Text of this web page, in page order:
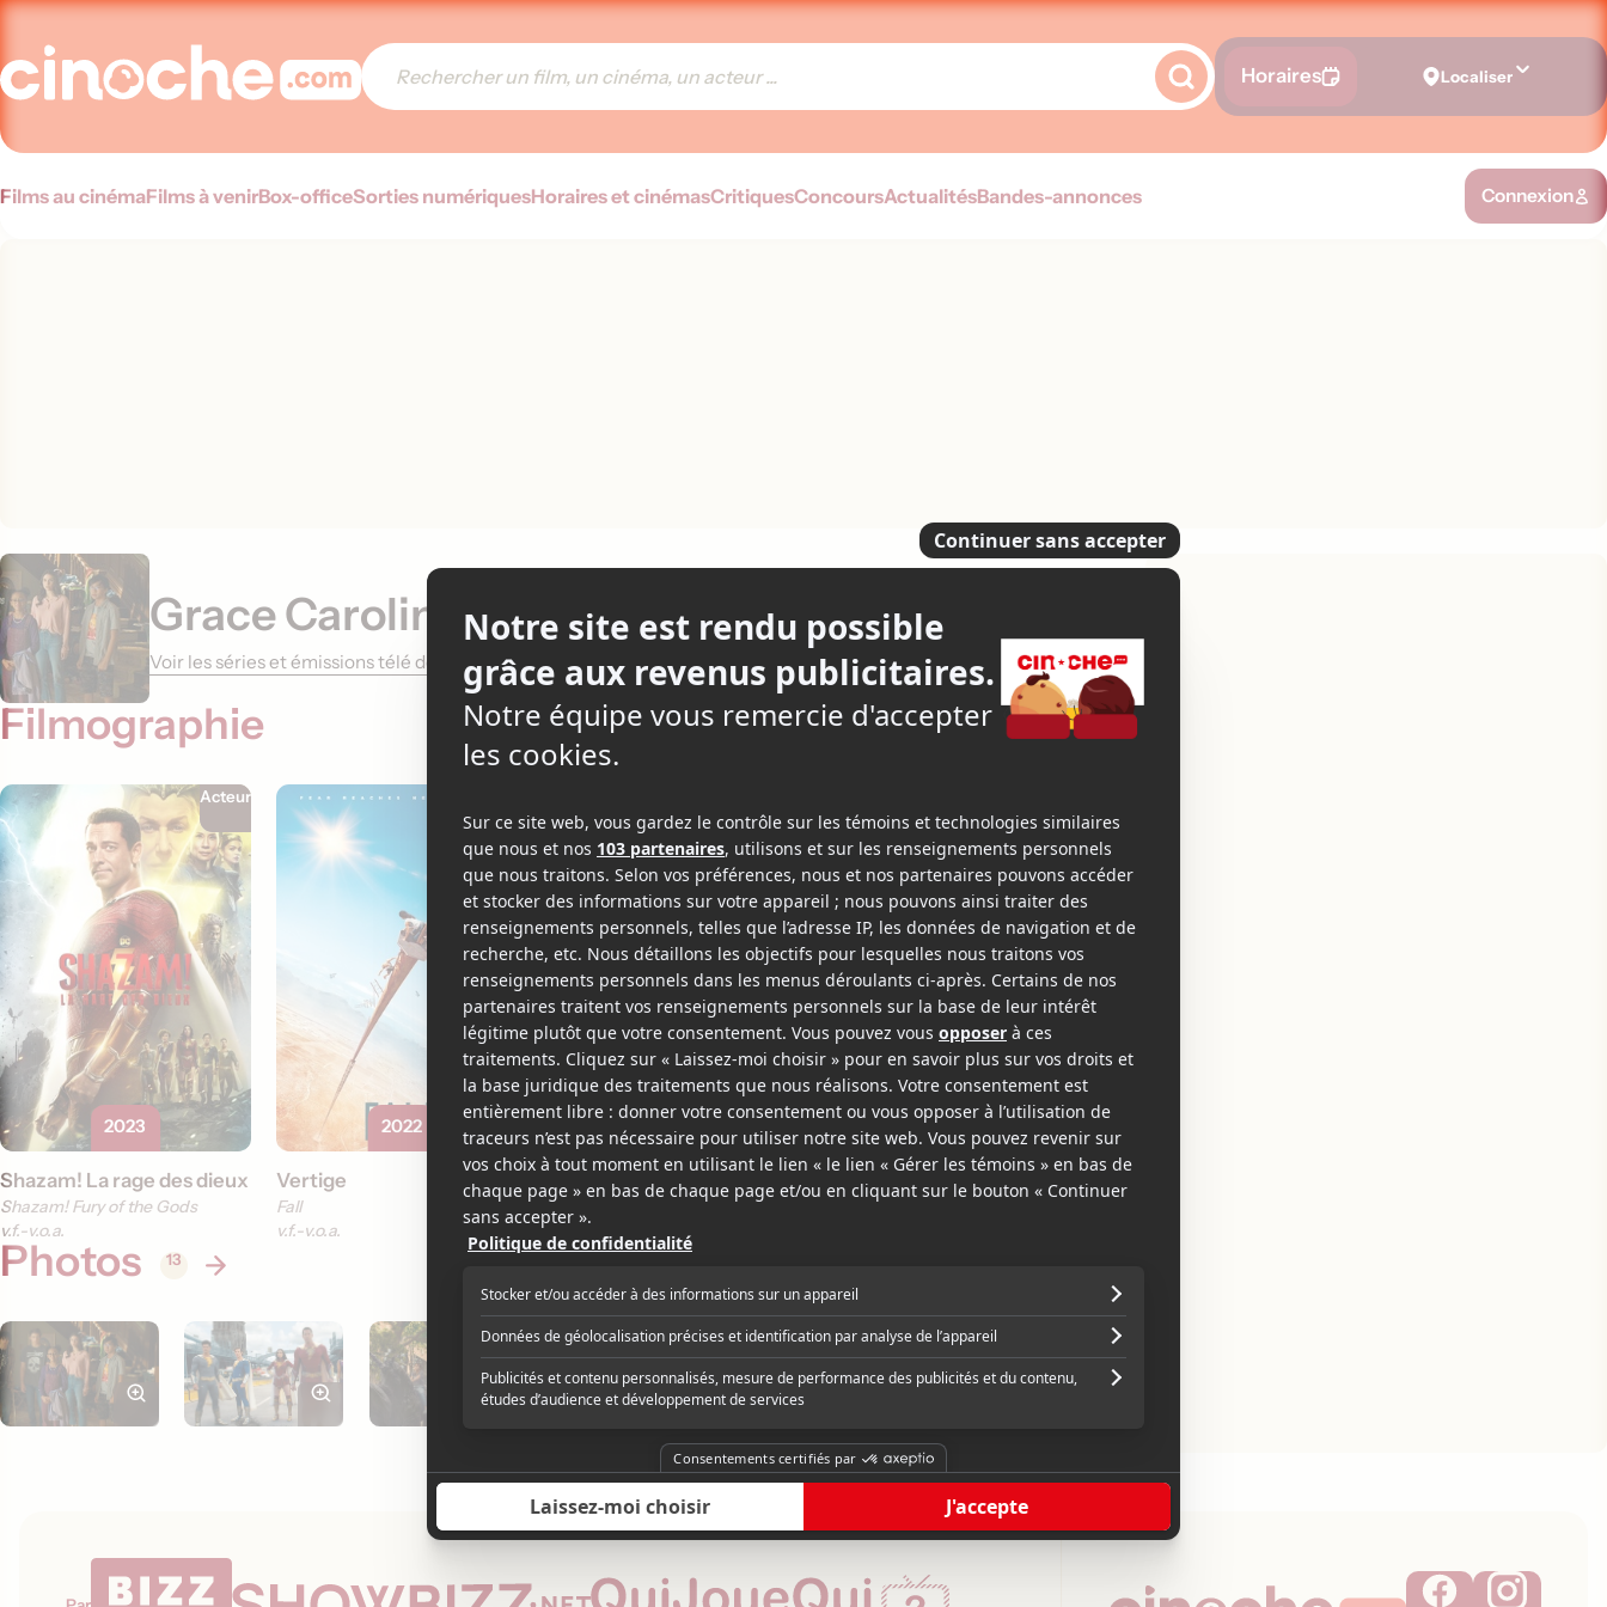
Horaires Localiser
Films au cinémaFilms à venirBox-officeSorties numériquesHoraires et cinémasCritiquesConcoursActualitésBandes-annonces Connexion
Grace Caroline Currey
Voir les séries et émissions télé de Grace Caroline Currey sur Showbizz.net
Filmographie
Acteur
2023
Shazam! La rage des dieux
Shazam! Fury of the Gods
v.f. v.o.a.
2022
Vertige
Fall
v.f. v.o.a.
2022
Most Guys Are Losers
v.o.a.
Photos 13